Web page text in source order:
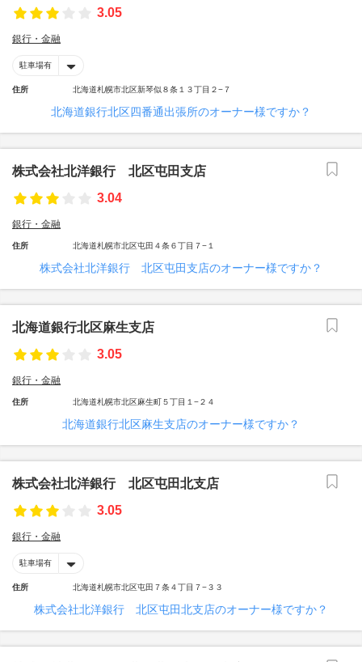
3.05
銀行・金融
駐車場有
住所 北海道札幌市北区新琴似８条１３丁目２−７
北海道銀行北区四番通出張所のオーナー様ですか？
株式会社北洋銀行 北区屯田支店
3.04
銀行・金融
住所 北海道札幌市北区屯田４条６丁目７−１
株式会社北洋銀行 北区屯田支店のオーナー様ですか？
北海道銀行北区麻生支店
3.05
銀行・金融
住所 北海道札幌市北区麻生町５丁目１−２４
北海道銀行北区麻生支店のオーナー様ですか？
株式会社北洋銀行 北区屯田北支店
3.05
銀行・金融
駐車場有
住所 北海道札幌市北区屯田７条４丁目７−３３
株式会社北洋銀行 北区屯田北支店のオーナー様ですか？